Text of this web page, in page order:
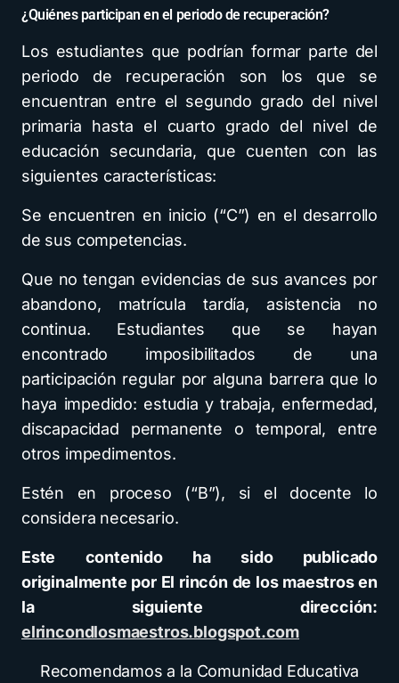
¿Quiénes participan en el periodo de recuperación?
Los estudiantes que podrían formar parte del
periodo de recuperación son los que se
encuentran entre el segundo grado del nivel
primaria hasta el cuarto grado del nivel de
educación secundaria, que cuenten con las
siguientes características:
Se encuentren en inicio (“C”) en el desarrollo
de sus competencias.
Que no tengan evidencias de sus avances por
abandono, matrícula tardía, asistencia no
continua. Estudiantes que se hayan
encontrado imposibilitados de una
participación regular por alguna barrera que lo
haya impedido: estudia y trabaja, enfermedad,
discapacidad permanente o temporal, entre
otros impedimentos.
Estén en proceso (“B”), si el docente lo
considera necesario.
Este contenido ha sido publicado
originalmente por El rincón de los maestros en
la siguiente dirección:
elrincondlosmaestros.blogspot.com
Recomendamos a la Comunidad Educativa